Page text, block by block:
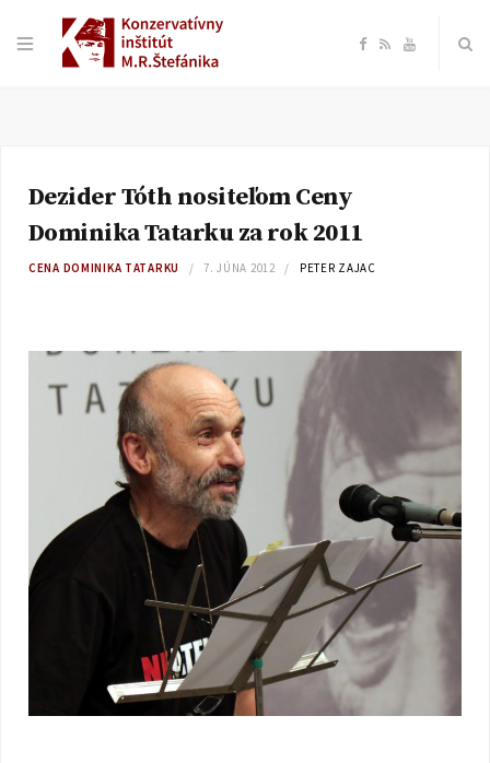
F
b
R Y
Dezider Tóth nositeľom Ceny
Dominika Tatarku za rok 2011
CENA DOMINIKA TATARKU 7. JÚNA 2012 PETER ZAJAC